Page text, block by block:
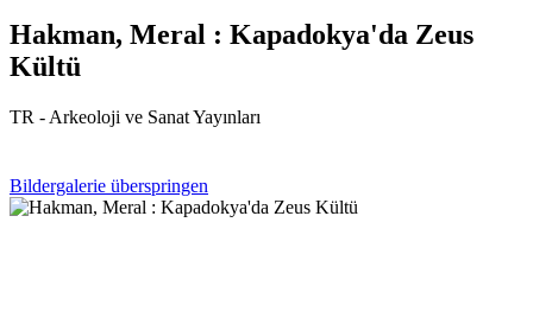
Hakman, Meral : Kapadokya'da Zeus
Kültü
TR - Arkeoloji ve Sanat Yayınları
Bildergalerie überspringen